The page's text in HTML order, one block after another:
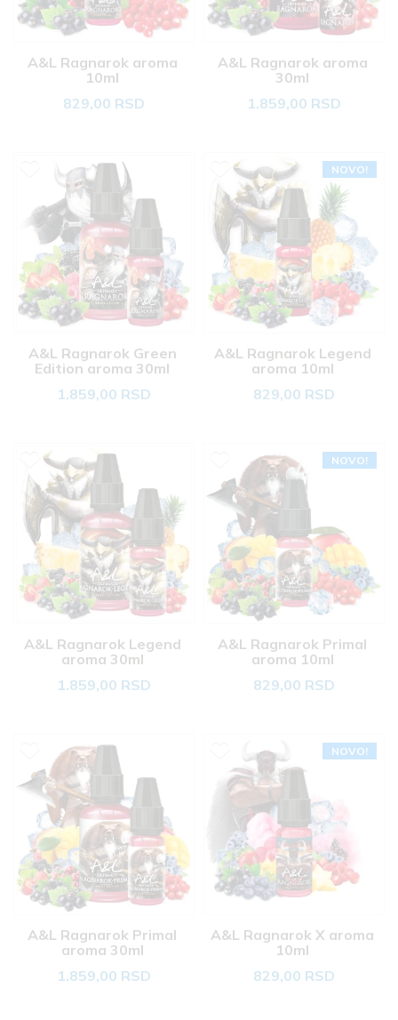
A&L Ragnarok aroma
10ml
829,00 RSD
A&L Ragnarok aroma
30ml
1.859,00 RSD
A&L Ragnarok Green
Edition aroma 30ml
1.859,00 RSD
NOVO!
A&L Ragnarok Legend
aroma 10ml
829,00 RSD
A&L Ragnarok Legend
aroma 30ml
1.859,00 RSD
NOVO!
A&L Ragnarok Primal
aroma 10ml
829,00 RSD
A&L Ragnarok Primal
aroma 30ml
1.859,00 RSD
NOVO!
A&L Ragnarok X aroma
10ml
829,00 RSD